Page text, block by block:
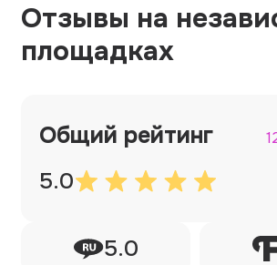
Отзывы на
площадках
Общий рейтинг
5.0
5.0